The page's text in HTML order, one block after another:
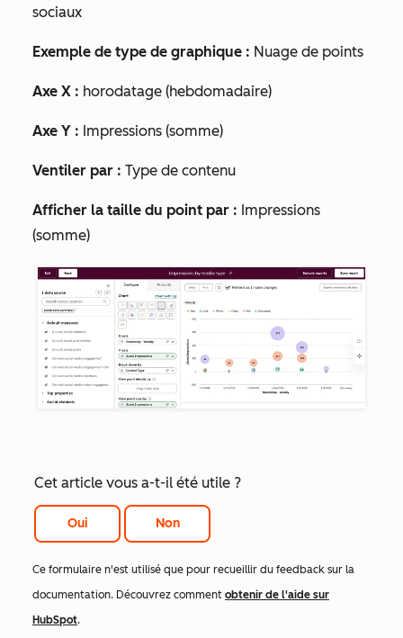
sociaux
Exemple de type de graphique : Nuage de points
Axe X : horodatage (hebdomadaire)
Axe Y : Impressions (somme)
Ventiler par : Type de contenu
Afficher la taille du point par : Impressions
(somme)
Cet article vous a-t-il été utile ?
Oui Non
Ce formulaire n'est utilisé que pour recueillir du feedback sur la
documentation. Découvrez comment obtenir de l'aide sur
HubSpot.